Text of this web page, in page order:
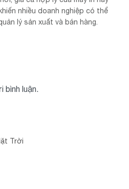
nhiều doanh nghiệp có thể
lý sản xuất và bán hàng.
bình luận.
Trời